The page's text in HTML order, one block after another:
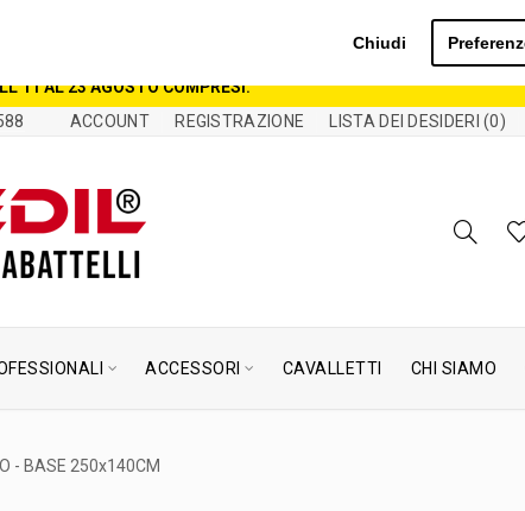
Chiudi
LE CONSEGNE POTREBBERO SUBIRE RITARDI!
EFFETTUATI DOPO IL 3 AGOSTO POTREBBERO ESSERE SPEDITI
AL 23 AGOSTO COMPRESI.
ACCOUNT REGISTRAZIONE LISTA DEI DESIDERI (0)
ACCESSORI CAVALLETTI CHI SIAMO
- BASE 250x140CM